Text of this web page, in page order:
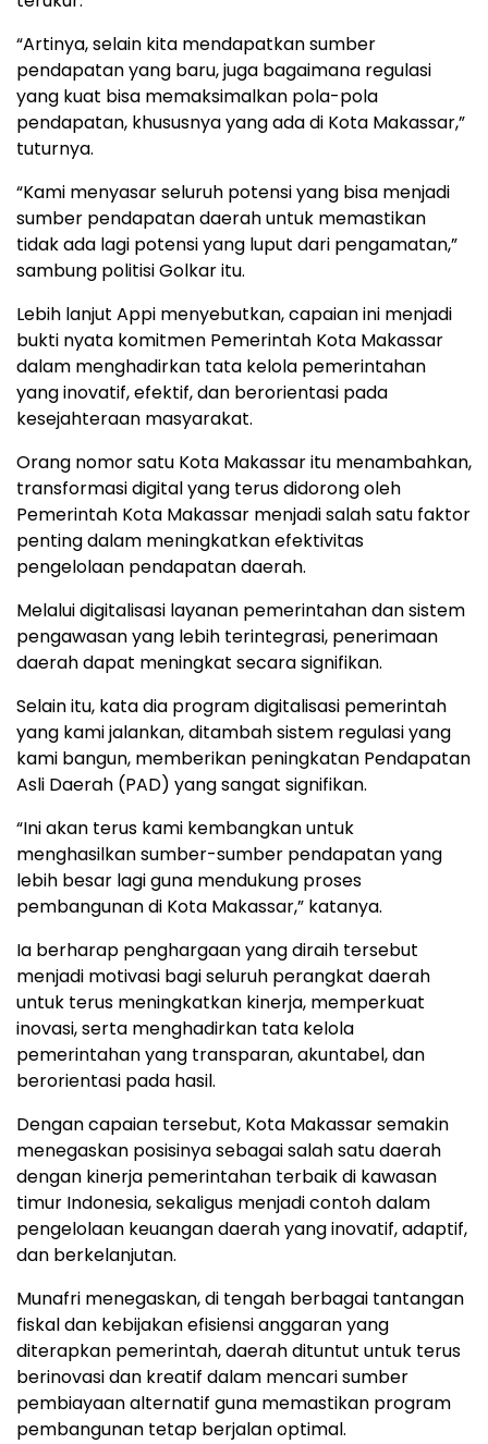
“Artinya, selain kita mendapatkan sumber
pendapatan yang baru, juga bagaimana regulasi
yang kuat bisa memaksimalkan pola-pola
pendapatan, khususnya yang ada di Kota Makassar,”
tuturnya.
“Kami menyasar seluruh potensi yang bisa menjadi
sumber pendapatan daerah untuk memastikan
tidak ada lagi potensi yang luput dari pengamatan,”
sambung politisi Golkar itu.
Lebih lanjut Appi menyebutkan, capaian ini menjadi
bukti nyata komitmen Pemerintah Kota Makassar
dalam menghadirkan tata kelola pemerintahan
yang inovatif, efektif, dan berorientasi pada
kesejahteraan masyarakat.
Orang nomor satu Kota Makassar itu menambahkan,
transformasi digital yang terus didorong oleh
Pemerintah Kota Makassar menjadi salah satu faktor
penting dalam meningkatkan efektivitas
pengelolaan pendapatan daerah.
Melalui digitalisasi layanan pemerintahan dan sistem
pengawasan yang lebih terintegrasi, penerimaan
daerah dapat meningkat secara signifikan.
Selain itu, kata dia program digitalisasi pemerintah
yang kami jalankan, ditambah sistem regulasi yang
kami bangun, memberikan peningkatan Pendapatan
Asli Daerah (PAD) yang sangat signifikan.
“Ini akan terus kami kembangkan untuk
menghasilkan sumber-sumber pendapatan yang
lebih besar lagi guna mendukung proses
pembangunan di Kota Makassar,” katanya.
Ia berharap penghargaan yang diraih tersebut
menjadi motivasi bagi seluruh perangkat daerah
untuk terus meningkatkan kinerja, memperkuat
inovasi, serta menghadirkan tata kelola
pemerintahan yang transparan, akuntabel, dan
berorientasi pada hasil.
Dengan capaian tersebut, Kota Makassar semakin
menegaskan posisinya sebagai salah satu daerah
dengan kinerja pemerintahan terbaik di kawasan
timur Indonesia, sekaligus menjadi contoh dalam
pengelolaan keuangan daerah yang inovatif, adaptif,
dan berkelanjutan.
Munafri menegaskan, di tengah berbagai tantangan
fiskal dan kebijakan efisiensi anggaran yang
diterapkan pemerintah, daerah dituntut untuk terus
berinovasi dan kreatif dalam mencari sumber
pembiayaan alternatif guna memastikan program
pembangunan tetap berjalan optimal.